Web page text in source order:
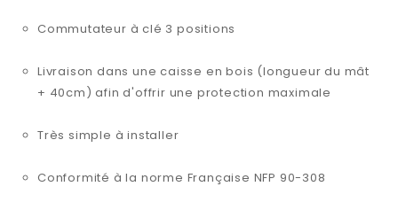
Commutateur à clé 3 positions
Livraison dans une caisse en bois (longueur du mât
+ 40cm) afin d'offrir une protection maximale
Très simple à installer
Conformité à la norme Française NFP 90-308